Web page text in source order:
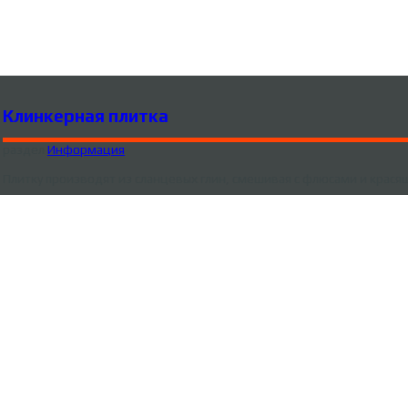
Клинкерная плитка
Информация